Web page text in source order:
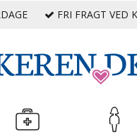
FRI FRAGT VED